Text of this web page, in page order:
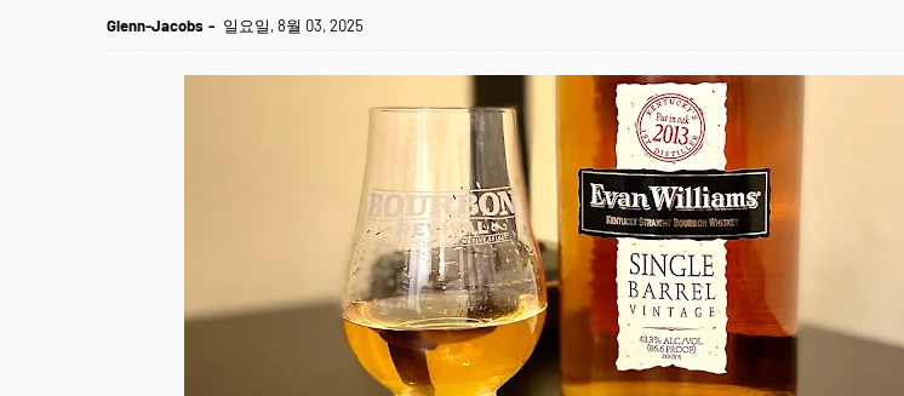
Glenn-Jacobs 일요일, 8월 03, 2025